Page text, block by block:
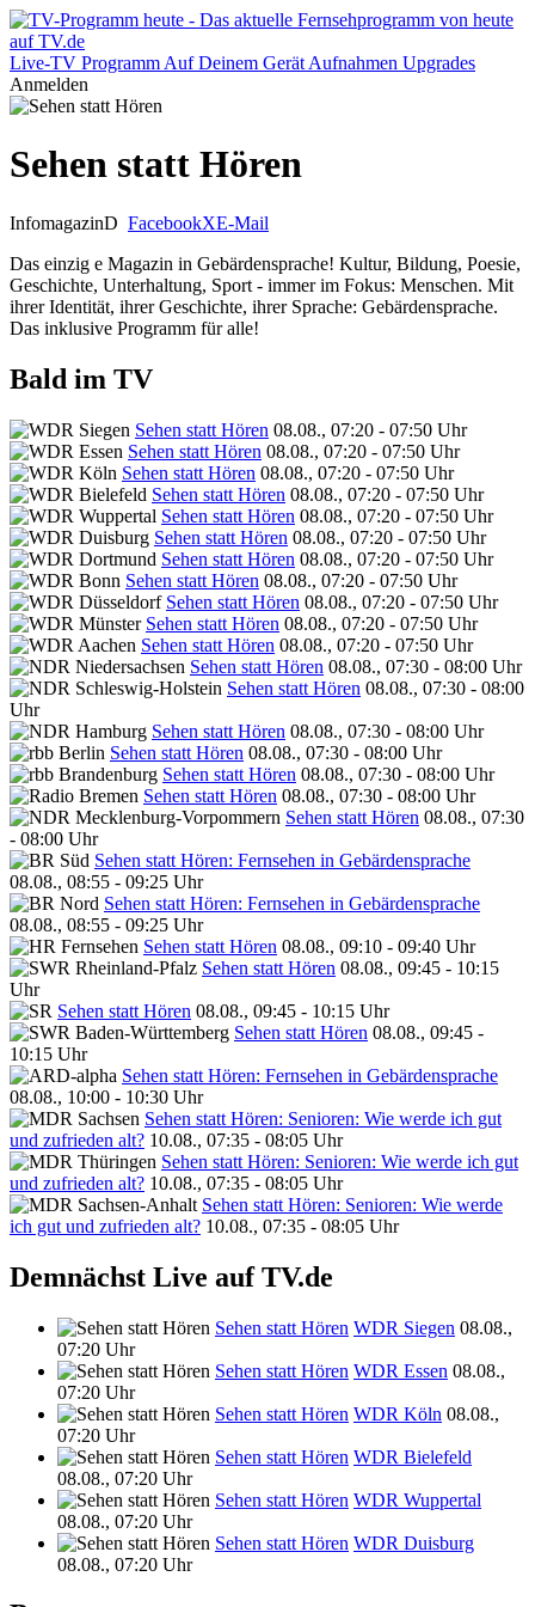
Live-TV Programm Auf Deinem Gerät Aufnahmen Upgrades
Anmelden
Sehen statt Hören
InfomagazinD FacebookXE-Mail
Das einzig e Magazin in Gebärdensprache! Kultur, Bildung, Poesie,
Geschichte, Unterhaltung, Sport - immer im Fokus: Menschen. Mit
ihrer Identität, ihrer Geschichte, ihrer Sprache: Gebärdensprache.
Das inklusive Programm für alle!
Bald im TV
Sehen statt Hören 08.08., 07:20 - 07:50 Uhr
Sehen statt Hören 08.08., 07:20 - 07:50 Uhr
Sehen statt Hören 08.08., 07:20 - 07:50 Uhr
Sehen statt Hören 08.08., 07:20 - 07:50 Uhr
Sehen statt Hören 08.08., 07:20 - 07:50 Uhr
Sehen statt Hören 08.08., 07:20 - 07:50 Uhr
Sehen statt Hören 08.08., 07:20 - 07:50 Uhr
Sehen statt Hören 08.08., 07:20 - 07:50 Uhr
Sehen statt Hören 08.08., 07:20 - 07:50 Uhr
Sehen statt Hören 08.08., 07:20 - 07:50 Uhr
Sehen statt Hören 08.08., 07:20 - 07:50 Uhr
Sehen statt Hören 08.08., 07:30 - 08:00 Uhr
Sehen statt Hören 08.08., 07:30 - 08:00
Uhr
Sehen statt Hören 08.08., 07:30 - 08:00 Uhr
Sehen statt Hören 08.08., 07:30 - 08:00 Uhr
Sehen statt Hören 08.08., 07:30 - 08:00 Uhr
Sehen statt Hören 08.08., 07:30 - 08:00 Uhr
Sehen statt Hören 08.08., 07:30
- 08:00 Uhr
Sehen statt Hören: Fernsehen in Gebärdensprache
08.08., 08:55 - 09:25 Uhr
Sehen statt Hören: Fernsehen in Gebärdensprache
08.08., 08:55 - 09:25 Uhr
Sehen statt Hören 08.08., 09:10 - 09:40 Uhr
Sehen statt Hören 08.08., 09:45 - 10:15
Uhr
Sehen statt Hören 08.08., 09:45 - 10:15 Uhr
Sehen statt Hören 08.08., 09:45 -
10:15 Uhr
Sehen statt Hören: Fernsehen in Gebärdensprache
08.08., 10:00 - 10:30 Uhr
Sehen statt Hören: Senioren: Wie werde ich gut
und zufrieden alt? 10.08., 07:35 - 08:05 Uhr
Sehen statt Hören: Senioren: Wie werde ich gut
und zufrieden alt? 10.08., 07:35 - 08:05 Uhr
Sehen statt Hören: Senioren: Wie werde
ich gut und zufrieden alt? 10.08., 07:35 - 08:05 Uhr
Demnächst Live auf TV.de
Sehen statt Hören WDR Siegen 08.08.,
07:20 Uhr
Sehen statt Hören WDR Essen 08.08.,
07:20 Uhr
Sehen statt Hören WDR Köln 08.08.,
07:20 Uhr
Sehen statt Hören WDR Bielefeld
08.08., 07:20 Uhr
Sehen statt Hören WDR Wuppertal
08.08., 07:20 Uhr
Sehen statt Hören WDR Duisburg
08.08., 07:20 Uhr